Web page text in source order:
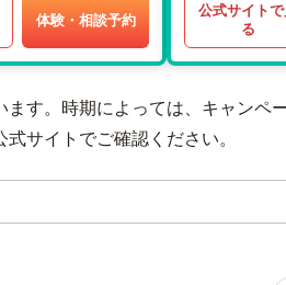
体験・相談予約
公式サイト
る
す。時期によっては、キャンペ
サイトでご確認ください。